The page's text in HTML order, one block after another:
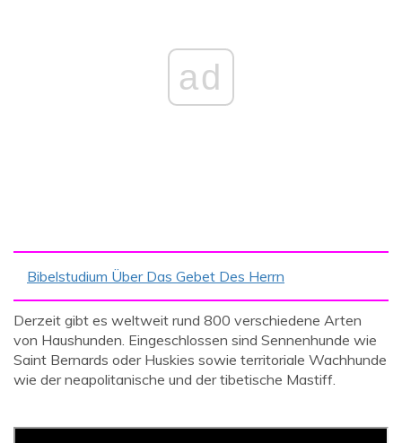
ad
Bibelstudium Über Das Gebet Des Herrn
Derzeit gibt es weltweit rund 800 verschiedene Arten
von Haushunden. Eingeschlossen sind Sennenhunde wie
Saint Bernards oder Huskies sowie territoriale Wachhunde
wie der neapolitanische und der tibetische Mastiff.